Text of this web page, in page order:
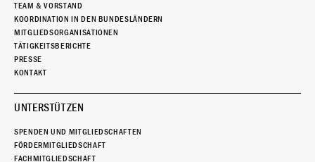
TEAM & VORSTAND
KOORDINATION IN DEN BUNDESLÄNDERN
MITGLIEDSORGANISATIONEN
TÄTIGKEITSBERICHTE
PRESSE
KONTAKT
UNTERSTÜTZEN
SPENDEN UND MITGLIEDSCHAFTEN
FÖRDERMITGLIEDSCHAFT
FACHMITGLIEDSCHAFT